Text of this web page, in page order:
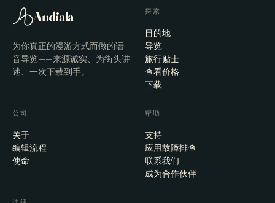
Audiala
为你真正的漫游方式而做的语
音导览——来源诚实、为街头讲
述、一次下载到手。
探索
目的地
导览
旅行贴士
查看价格
下载
公司
关于
编辑流程
使命
帮助
支持
应用故障排查
联系我们
成为合作伙伴